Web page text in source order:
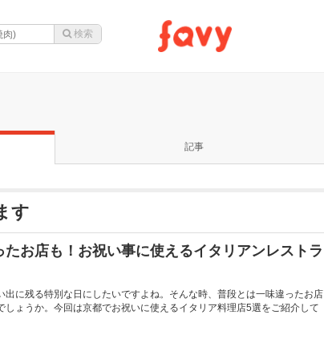
記事
す
たお店も！お祝い事に使えるイタリアンレストラ
出に残る特別な日にしたいですよね。そんな時、普段とは一味違ったお店
しょうか。今回は京都でお祝いに使えるイタリア料理店5選をご紹介して